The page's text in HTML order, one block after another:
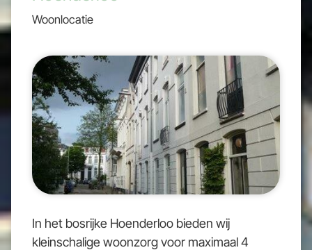
Woonlocatie
In het bosrijke Hoenderloo bieden wij
kleinschalige woonzorg voor maximaal 4